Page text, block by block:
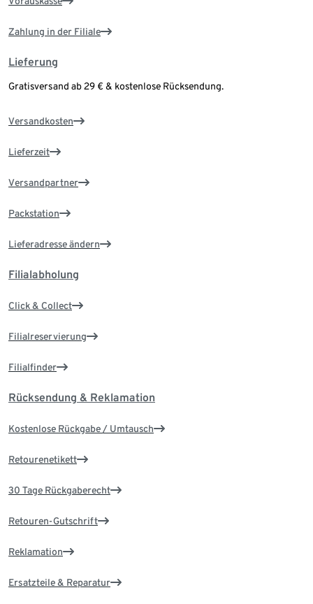
Zahlung in der Filiale
Lieferung
Gratisversand ab 29 € & kostenlose Rücksendung.
Versandkosten
Lieferzeit
Versandpartner
Packstation
Lieferadresse ändern
Filialabholung
Click & Collect
Filialreservierung
Filialfinder
Rücksendung & Reklamation
Kostenlose Rückgabe / Umtausch
Retourenetikett
30 Tage Rückgaberecht
Retouren-Gutschrift
Reklamation
Ersatzteile & Reparatur